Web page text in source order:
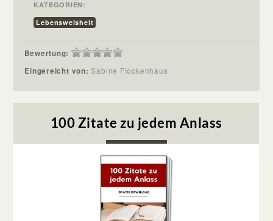
KATEGORIEN:
Lebensweisheit
Bewertung:
Eingereicht von:Sabine Flockenhaus